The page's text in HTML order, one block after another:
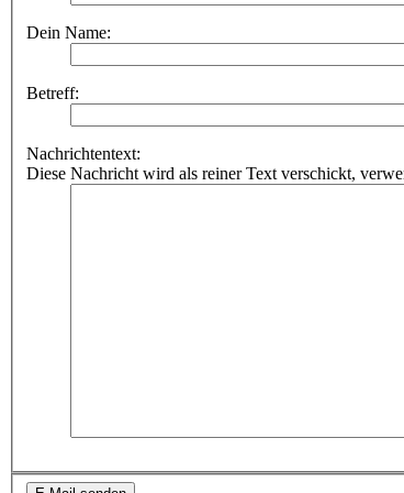
Dein Name:
Betreff:
Nachrichtentext:
Diese Nachricht wird als reiner Text verschickt,